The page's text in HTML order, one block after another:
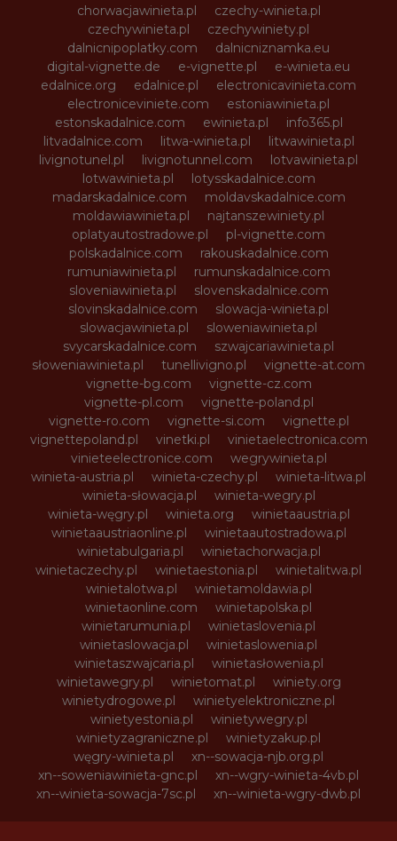
chorwacjawinieta.pl
czechy-winieta.pl
czechywinieta.pl
czechywiniety.pl
dalnicnipoplatky.com
dalnicniznamka.eu
digital-vignette.de
e-vignette.pl
e-winieta.eu
edalnice.org
edalnice.pl
electronicavinieta.com
electroniceviniete.com
estoniawinieta.pl
estonskadalnice.com
ewinieta.pl
info365.pl
litvadalnice.com
litwa-winieta.pl
litwawinieta.pl
livignotunel.pl
livignotunnel.com
lotvawinieta.pl
lotwawinieta.pl
lotysskadalnice.com
madarskadalnice.com
moldavskadalnice.com
moldawiawinieta.pl
najtanszewiniety.pl
oplatyautostradowe.pl
pl-vignette.com
polskadalnice.com
rakouskadalnice.com
rumuniawinieta.pl
rumunskadalnice.com
sloveniawinieta.pl
slovenskadalnice.com
slovinskadalnice.com
slowacja-winieta.pl
slowacjawinieta.pl
sloweniawinieta.pl
svycarskadalnice.com
szwajcariawinieta.pl
słoweniawinieta.pl
tunellivigno.pl
vignette-at.com
vignette-bg.com
vignette-cz.com
vignette-pl.com
vignette-poland.pl
vignette-ro.com
vignette-si.com
vignette.pl
vignettepoland.pl
vinetki.pl
vinietaelectronica.com
vinieteelectronice.com
wegrywinieta.pl
winieta-austria.pl
winieta-czechy.pl
winieta-litwa.pl
winieta-słowacja.pl
winieta-wegry.pl
winieta-węgry.pl
winieta.org
winietaaustria.pl
winietaaustriaonline.pl
winietaautostradowa.pl
winietabulgaria.pl
winietachorwacja.pl
winietaczechy.pl
winietaestonia.pl
winietalitwa.pl
winietalotwa.pl
winietamoldawia.pl
winietaonline.com
winietapolska.pl
winietarumunia.pl
winietaslovenia.pl
winietaslowacja.pl
winietaslowenia.pl
winietaszwajcaria.pl
winietasłowenia.pl
winietawegry.pl
winietomat.pl
winiety.org
winietydrogowe.pl
winietyelektroniczne.pl
winietyestonia.pl
winietywegry.pl
winietyzagraniczne.pl
winietyzakup.pl
węgry-winieta.pl
xn--sowacja-njb.org.pl
xn--soweniawinieta-gnc.pl
xn--wgry-winieta-4vb.pl
xn--winieta-sowacja-7sc.pl
xn--winieta-wgry-dwb.pl